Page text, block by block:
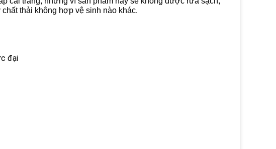
thải không hợp vệ sinh nào khác.
đại